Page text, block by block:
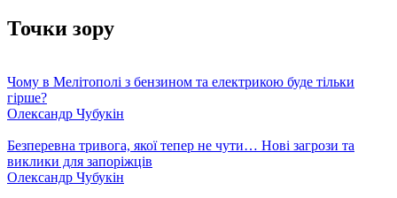
Точки зору
Чому в Мелітополі з бензином та електрикою буде тільки
гірше?
Олександр Чубукін
Безперевна тривога, якої тепер не чути… Нові загрози та
виклики для запоріжців
Олександр Чубукін